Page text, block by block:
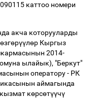
каттоо номери
акча которууларды
өзгөрүүлөр Кыргыз
2014-
ылайык), "Беркут"
оператору - РК
аймагында
көрсөтүүчү